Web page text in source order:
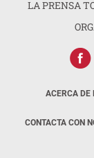
LA PRENSA
ACERCA DE
CONTACTA CON